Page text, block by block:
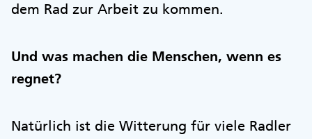
dem Rad zur Arbeit zu kommen.
Und was machen die Menschen, wenn es
regnet?
Natürlich ist die Witterung für viele Radler